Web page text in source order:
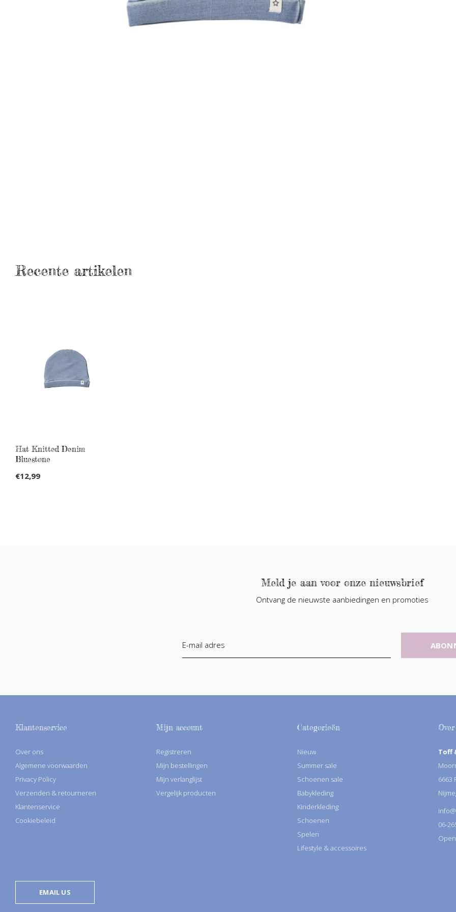
Recente artikelen
Hat Knitted Denim
Bluestone
€12,99
Meld je aan voor onze nieuwsbrief
Ontvang de nieuwste aanbiedingen en promoties
Klantenservice
Over ons
Algemene voorwaarden
Privacy Policy
Verzenden & retourneren
Klantenservice
Cookiebeleid
Mijn account
Registreren
Mijn bestellingen
Mijn verlanglijst
Vergelijk producten
Categorieën
Nieuw
Summer sale
Schoenen sale
Babykleding
Kinderkleding
Schoenen
Spelen
Lifestyle & accessoires
Toff
6663
06-
EMAIL US